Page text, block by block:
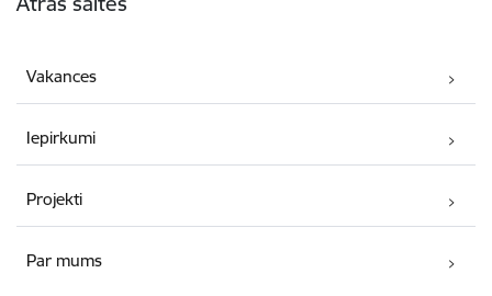
Vakances
Iepirkumi
Projekti
Par mums